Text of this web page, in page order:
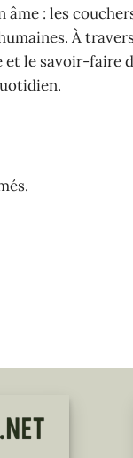
âme : les
À
le savoir-faire